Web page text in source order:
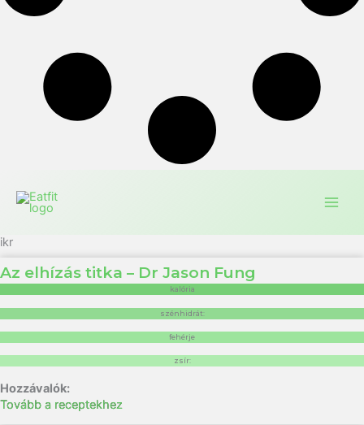
ikr
Az elhízás titka – Dr Jason Fung
kalória
szénhidrát:
fehérje
zsír:
Tovább a receptekhez